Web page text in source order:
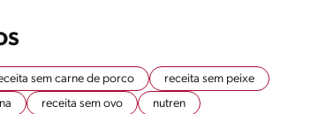
sem carne de porco
receita sem peixe
receita sem ovo nutren